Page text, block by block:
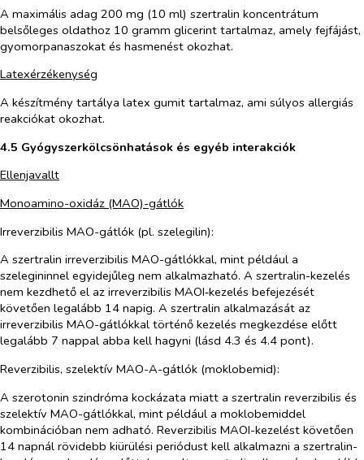
A maximális adag 200 mg (10 ml) szertralin koncentrátum
belsőleges oldathoz 10 gramm glicerint tartalmaz, amely fejfájást,
gyomorpanaszokat és hasmenést okozhat.
Latexérzékenység
A készítmény tartálya latex gumit tartalmaz, ami súlyos allergiás
reakciókat okozhat.
4.5 Gyógyszerkölcsönhatások és egyéb interakciók
Ellenjavallt
Monoamino-oxidáz (MAO)-gátlók
Irreverzibilis MAO-gátlók (pl. szelegilin):
A szertralin irreverzibilis MAO-gátlókkal, mint például a
szelegininnel egyidejűleg nem alkalmazható. A szertralin-kezelés
nem kezdhető el az irreverzibilis MAOI‑kezelés befejezését
követően legalább 14 napig. A szertralin alkalmazását az
irreverzibilis MAO-gátlókkal történő kezelés megkezdése előtt
legalább 7 nappal abba kell hagyni (lásd 4.3 és 4.4 pont).
Reverzibilis, szelektív MAO-A-gátlók (moklobemid):
A szerotonin szindróma kockázata miatt a szertralin reverzibilis és
szelektív MAO-gátlókkal, mint például a moklobemiddel
kombinációban nem adható. Reverzibilis MAOI-kezelést követően
14 napnál rövidebb kiürülési periódust kell alkalmazni a szertralin-